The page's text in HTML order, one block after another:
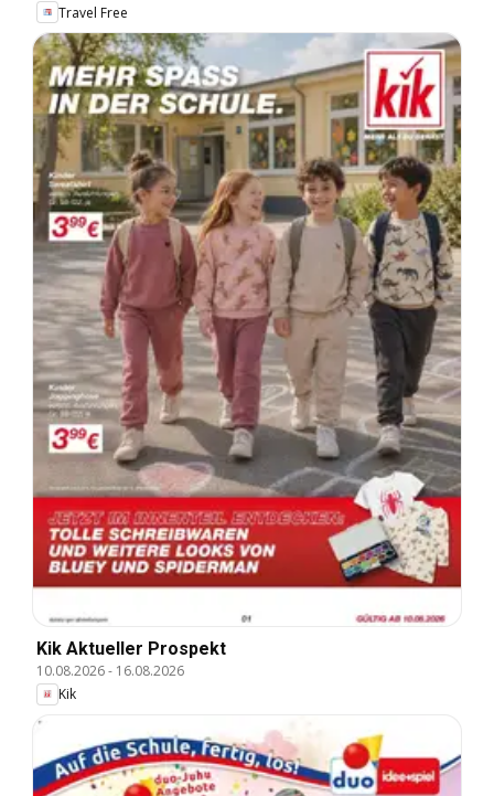
Travel Free
Kik Aktueller Prospekt
10.08.2026- 16.08.2026
Kik